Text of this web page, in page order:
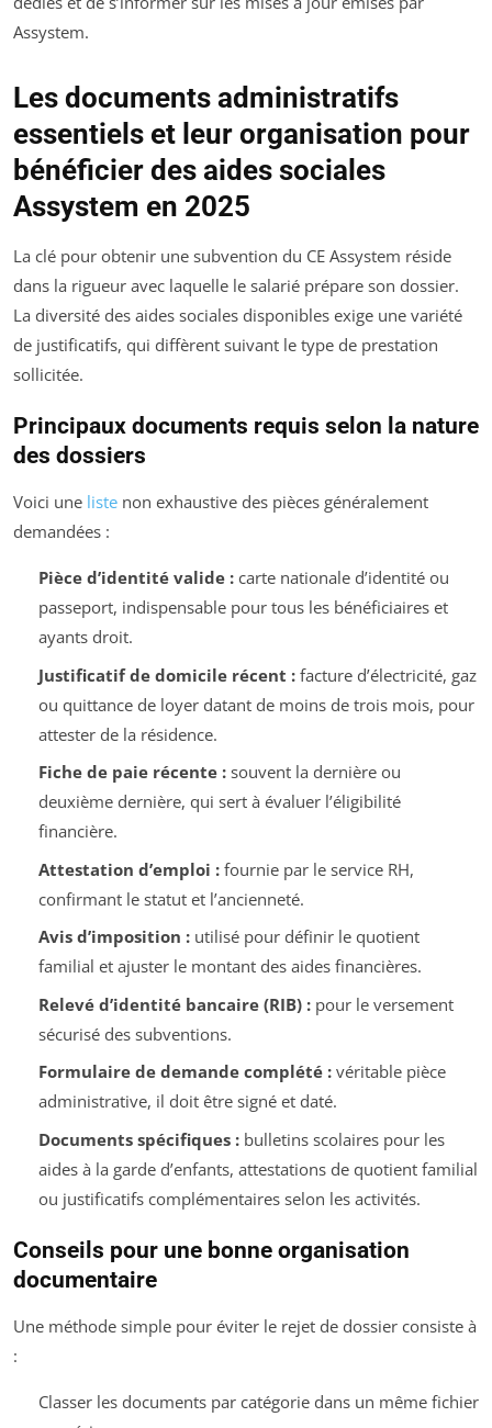
Assystem.
Les documents administratifs
essentiels et leur organisation pour
bénéficier des aides sociales
Assystem en 2025
La clé pour obtenir une subvention du CE Assystem réside
dans la rigueur avec laquelle le salarié prépare son dossier.
La diversité des aides sociales disponibles exige une variété
de justificatifs, qui diffèrent suivant le type de prestation
sollicitée.
Principaux documents requis selon la nature
des dossiers
Voici une liste non exhaustive des pièces généralement
demandées :
Pièce d’identité valide :carte nationale d’identité ou
passeport, indispensable pour tous les bénéficiaires et
ayants droit.
Justificatif de domicile récent :facture d’électricité, gaz
ou quittance de loyer datant de moins de trois mois, pour
attester de la résidence.
Fiche de paie récente :souvent la dernière ou
deuxième dernière, qui sert à évaluer l’éligibilité
financière.
Attestation d’emploi :fournie par le service RH,
confirmant le statut et l’ancienneté.
Avis d’imposition :utilisé pour définir le quotient
familial et ajuster le montant des aides financières.
Relevé d’identité bancaire (RIB) :pour le versement
sécurisé des subventions.
Formulaire de demande complété :véritable pièce
administrative, il doit être signé et daté.
Documents spécifiques :bulletins scolaires pour les
aides à la garde d’enfants, attestations de quotient familial
ou justificatifs complémentaires selon les activités.
Conseils pour une bonne organisation
documentaire
Une méthode simple pour éviter le rejet de dossier consiste à
:
Classer les documents par catégorie dans un même fichier